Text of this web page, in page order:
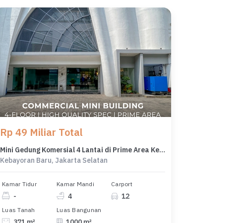
Rp 49 Miliar Total
Mini Gedung Komersial 4 Lantai di Prime Area Kebayoran Baru
Kebayoran Baru, Jakarta Selatan
Kamar Tidur
-
Kamar Mandi
4
Carport
12
Luas Tanah Luas Bangunan